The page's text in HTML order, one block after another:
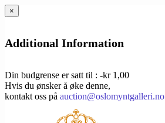
×
Additional Information
Din budgrense er satt til : -kr 1,00
Hvis du ønsker å øke denne,
kontakt oss på auction@oslomyntgalleri.no